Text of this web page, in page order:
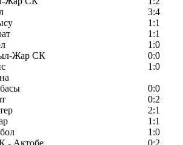
3:4
1:1
1:1
1:0
Жар СК
0:0
1:0
0:0
0:2
2:1
1:1
1:0